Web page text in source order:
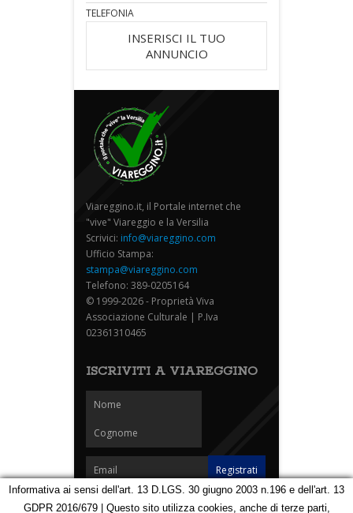
TELEFONIA
INSERISCI IL TUO
ANNUNCIO
Viareggino.it, il Portale internet che
"vive" Viareggio e la Versilia
Scrivici: info@viareggino.com
Ufficio Stampa:
stampa@viareggino.com
Telefono: 389-0205164
© 1999-2026 - Proprietà Viva
Associazione Culturale | P.Iva
02361310465
ISCRIVITI A VIAREGGINO
Informativa ai sensi dell'art. 13 D.LGS. 30 giugno 2003 n.196 e dell'art. 13
GDPR 2016/679 | Questo sito utilizza cookies, anche di terze parti,